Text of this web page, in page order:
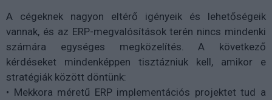
A cégeknek nagyon eltérő igényeik és lehetőségeik
vannak, és az ERP-megvalósítások terén nincs mindenki
számára egységes megközelítés. A következő
kérdéseket mindenképpen tisztázniuk kell, amikor e
stratégiák között döntünk:
• Mekkora méretű ERP implementációs projektet tud a